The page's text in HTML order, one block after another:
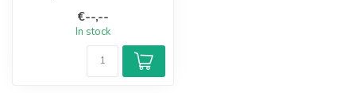
alar...
€--,--
In stock